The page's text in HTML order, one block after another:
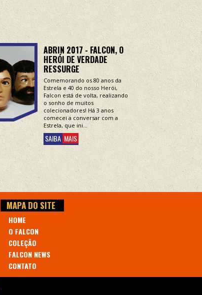
ABRIN 2017 - FALCON, O
HERÓI DE VERDADE
RESSURGE
Comemorando os 80 anos da
Estrela e 40 do nosso Herói,
Falcon está de volta, realizando
o sonho de muitos
colecionadores! Há 3 anos
comecei a conversar com a
Estrela, que ini...
SAIBA MAIS
MAPA DO SITE
HOME
O FALCON
COLEÇÃO
FALCON NEWS
CONTATO